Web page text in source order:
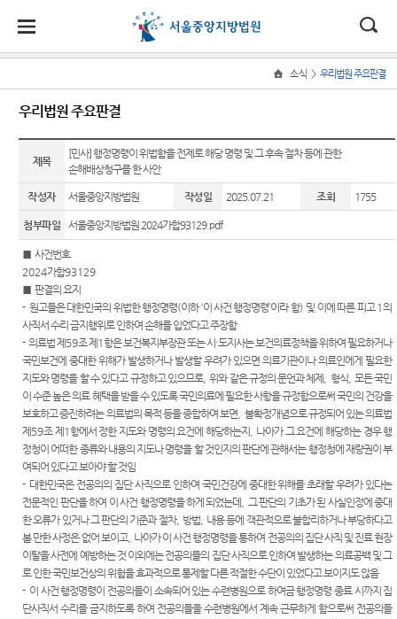
법원
소개
법원장
인사말
연혁
조직 및
전화번
호
재판개
정 및 법
정안내
관할구
역
등기국/
소
청사안
내
찾아오
시는 길
서울법
원조정
센터
소식
새소식
우리법
원 주요
판결
법원 게
시판
사이버
홍보관
E-mail
Club
특검 관
련 재판
영상
민원
민원안
내
법률상
담안내
자주묻
는질문
유관기
관안내
장애인·
외국인
등 지원
을
위한 우
선지원
센터
(종합민
원지원
센터 상
담예약)
영상재
판 전용
법정 사
용
신청 안
정보
지식재
산 전문
재판부
IP
Chambers
민생전
담재판
부
사건검
색
판결서
사본 제
공신청
판결서
인터넷
열람
각급법
원안내
소통
법원에
바란다
부조리
신고센
터
법원견
학
생생 법
원체험
기
증인지
원관 제
도
정보공
개
온라인
방청 신
청
소식 > 우리법원 주요판결
우리법원 주요판결
제목
[민사] 행정명령이 위법함을 전제로 해당 명령 및 그 후속 절차 등에 관한
손해배상청구를 한 사안
작성자 서울중앙지방법원 작성일 2025.07.21 조회 1755
첨부파일 서울중앙지방법원 2024가합93129.pdf
■사건번호
2024가합93129
■판결의 요지
- 원고들은 대한민국의 위법한 행정명령(이하‘이 사건 행정명령’이라 함) 및 이에 따른 피고 1의
사직서 수리 금지행위로 인하여 손해를 입었다고 주장함
- 의료법 제 59조 제 1항은 보건복지부장관 또는 시 ·도지사는 보건의료정책을 위하여 필요하거나
국민보건에 중대한 위해가 발생하거나 발생할 우려가 있으면 의료기관이나 의료인에게 필요한
지도와 명령을 할 수 있다고 규정하고 있으므로,위와 같은 규정의 문언과 체제 형식, 모든 국민
이 수준 높은 의료 혜택을 받을 수 있도록 국민의료에 필요한 사항을 규정함으로써 국민의 건강을
보호하고 증진하려는 의료법의 목적 등을 종합하여 보면 불확정개념으로 규정되어 있는 의료법
제 59조 제 1항에서 정한 지도와 명령의 요건에 해당하는지
나아가 그 요건에 해당하는 경우 행
정청이 어떠한 종류와 내용의 지도나 명령을 할 것인지의 판단에 관해서는 행정청에 재량권이 부
여되어 있다고 보아야 할 것임
- 대한민국은 전공의의 집단 사직으로 인하여 국민건강에 중대한 위해를 초래할 우려가 있다는
전문적인 판단을 하여 이 사건 행정명령을 하게 되었는데
그 판단의 기초가 된 사실인정에 중대
한 오류가 있거나 그 판단의 기준과 절차, 방법, 내용 등에 객관적으로 불합리하거나 부당하다고
볼 만한 사정은 없어 보이고, 나아가 이 사건 행정명령을 통하여 전공의의 집단 사직 및 진료 현장
이탈을 사전에 예방하는 것 이외에는 전공의들의 집단 사직으로 인하여 발생하는 의료공백 및 그
로 인한 국민보건상의 위험을 효과적으로 통제할 다른 적절한 수단이 있었다고 보이지도 않음
- 이 사건 행정명령이 전공의들이 소속되어 있는 수련병원으로 하여금 행정명령 종료 시까지 집
단사직서 수리를 금지하도록 하여 전공의들을 수련병원에서 계속 근무하게 함으로써 전공의들
원
정
보
소
통